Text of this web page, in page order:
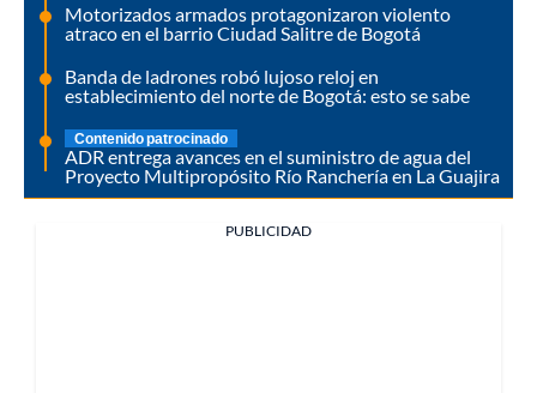
Motorizados armados protagonizaron violento
atraco en el barrio Ciudad Salitre de Bogotá
Banda de ladrones robó lujoso reloj en
establecimiento del norte de Bogotá: esto se sabe
Contenido patrocinado
ADR entrega avances en el suministro de agua del
Proyecto Multipropósito Río Ranchería en La Guajira
PUBLICIDAD